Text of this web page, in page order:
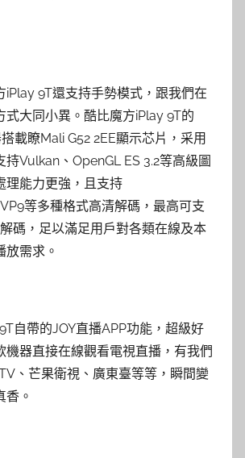
iPlay 9T還支持手勢模式，跟我們在
式大同小異。酷比魔方iPlay 9T的
載瞭Mali G52 2EE顯示芯片，采用
持Vulkan、OpenGL ES 3.2等高級圖
理能力更強，且支持
等多種格式高清解碼，最高可支
碼，足以滿足用戶對各類在線及本
放需求。
自帶的JOY直播APP功能，超級好
機器直接在線觀看電視直播，有我們
、芒果衛視、廣東臺等等，瞬間變
香。